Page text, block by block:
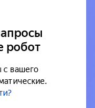
робот
с вашего